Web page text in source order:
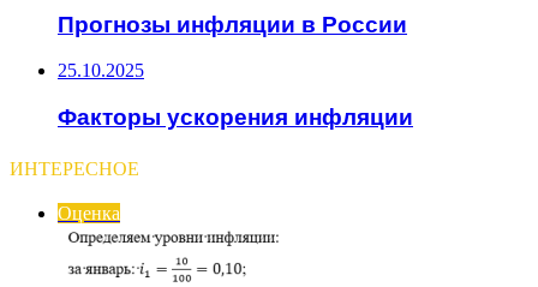
Прогнозы инфляции в России
25.10.2025
Факторы ускорения инфляции
ИНТЕРЕСНОЕ
Оценка